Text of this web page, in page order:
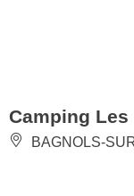
Camping
BAGNOLS-